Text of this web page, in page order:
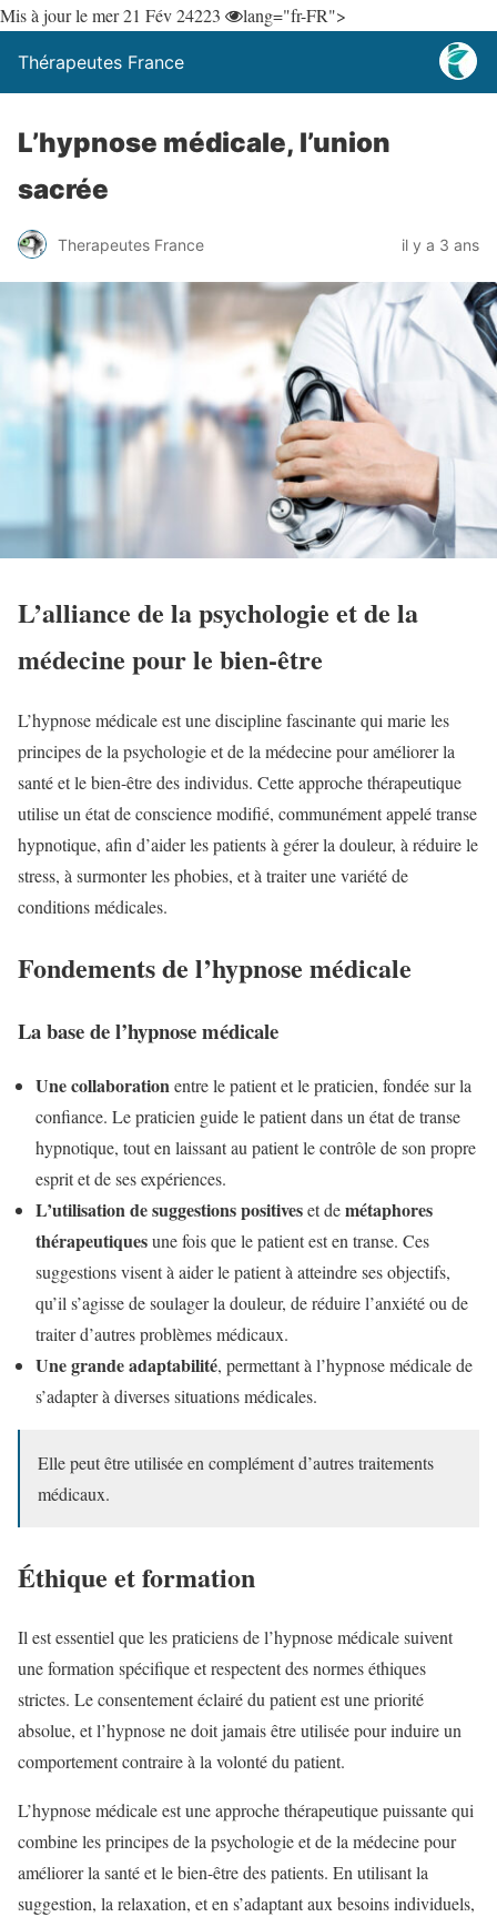
Mis à jour le mer 21 Fév 24223 lang="fr-FR">
Thérapeutes France
L’hypnose médicale, l’union
sacrée
Therapeutes France il y a 3 ans
L’alliance de la psychologie et de la
médecine pour le bien-être
L’hypnose médicale est une discipline fascinante qui marie les
principes de la psychologie et de la médecine pour améliorer la
santé et le bien-être des individus. Cette approche thérapeutique
utilise un état de conscience modifié, communément appelé transe
hypnotique, afin d’aider les patients à gérer la douleur, à réduire le
stress, à surmonter les phobies, et à traiter une variété de
conditions médicales.
Fondements de l’hypnose médicale
La base de l’hypnose médicale
Une collaboration entre le patient et le praticien, fondée sur la
confiance. Le praticien guide le patient dans un état de transe
hypnotique, tout en laissant au patient le contrôle de son propre
esprit et de ses expériences.
L’utilisation de suggestions positiveset demétaphores
thérapeutiquesune fois que le patient est en transe. Ces
suggestions visent à aider le patient à atteindre ses objectifs,
qu’il s’agisse de soulager la douleur, de réduire l’anxiété ou de
traiter d’autres problèmes médicaux.
Une grande adaptabilité, permettant à l’hypnose médicale de
s’adapter à diverses situations médicales.
Elle peut être utilisée en complément d’autres traitements
médicaux.
Éthique et formation
Il est essentiel que les praticiens de l’hypnose médicale suivent
une formation spécifique et respectent des normes éthiques
strictes. Le consentement éclairé du patient est une priorité
absolue, et l’hypnose ne doit jamais être utilisée pour induire un
comportement contraire à la volonté du patient.
L’hypnose médicale est une approche thérapeutique puissante qui
combine les principes de la psychologie et de la médecine pour
améliorer la santé et le bien-être des patients. En utilisant la
suggestion, la relaxation, et en s’adaptant aux besoins individuels,